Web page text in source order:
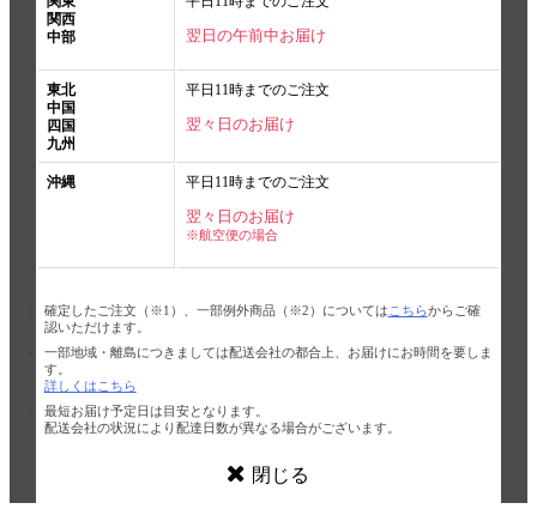
関西
中部
翌日の午前中お届け
東北
中国
四国
九州
平日11時までのご注文
翌々日のお届け
沖縄 平日11時までのご注文
翌々日のお届け
※航空便の場合
確定したご注文（※1）、一部例外商品（※2）については こちらからご確
認いただけます。
一部地域・離島につきましては配送会社の都合上、お届けにお時間を要しま
す。
詳しくはこちら
最短お届け予定日は目安となります。
配送会社の状況により配達日数が異なる場合がございます。
閉じる